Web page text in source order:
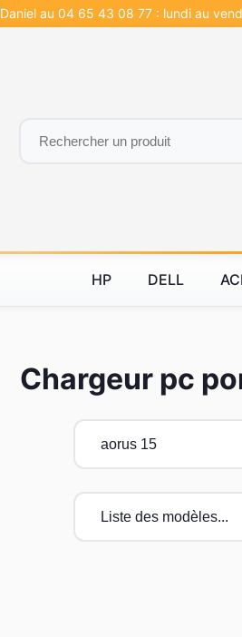
Daniel au 04 65 43 08 77 : lundi au
HP DELL
Chargeur pc